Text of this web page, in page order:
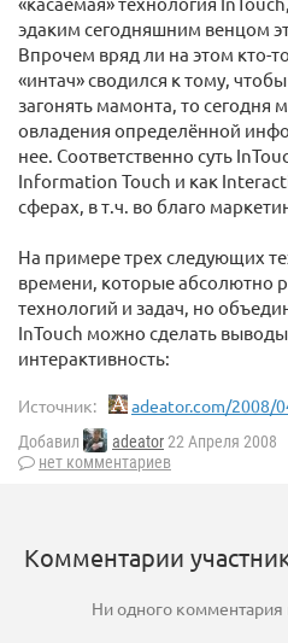
эдаким сегодняшним венцом
Впрочем вряд ли на этом кто-
«интач» сводился к тому,
загонять мамонта, то сегодня
овладения определённой
нее. Соответственно суть
Information Touch и как
сферах, в т.ч. во благо
На примере трех следующих
времени, которые абсолютно
технологий и задач, но
InTouch можно сделать
интерактивность:
Источник: adeator.com/2008/
Добавил adeator22 Апреля 2008
нет комментариев
Комментарии
Ни одного комментария